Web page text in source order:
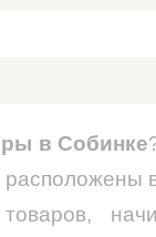
в Собинке